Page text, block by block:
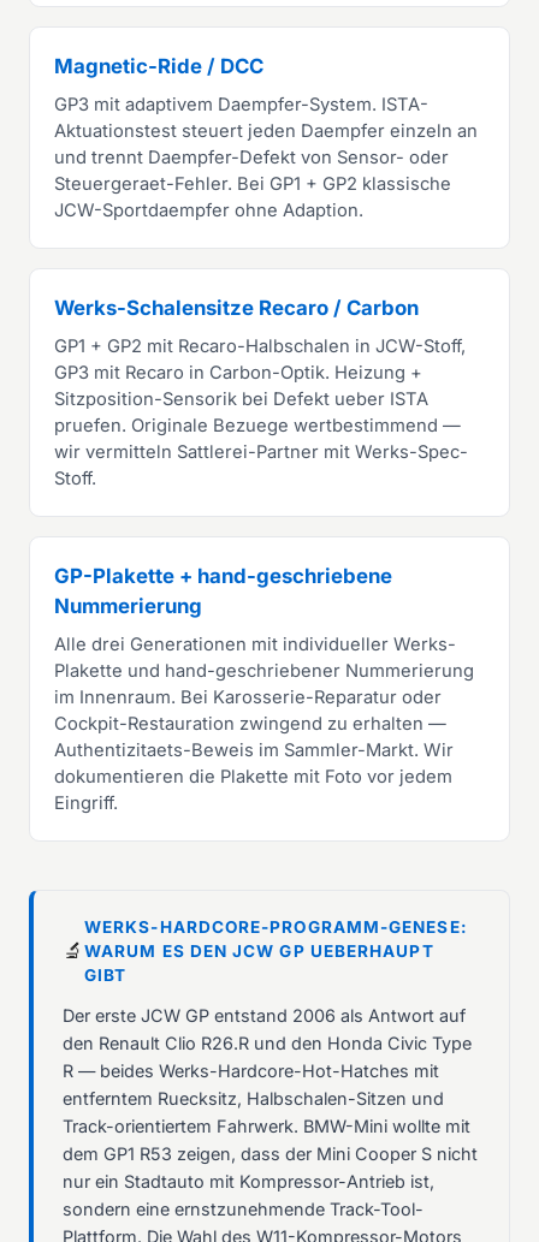
Magnetic-Ride / DCC
GP3 mit adaptivem Daempfer-System. ISTA-
Aktuationstest steuert jeden Daempfer einzeln an
und trennt Daempfer-Defekt von Sensor- oder
Steuergeraet-Fehler. Bei GP1 + GP2 klassische
JCW-Sportdaempfer ohne Adaption.
Werks-Schalensitze Recaro / Carbon
GP1 + GP2 mit Recaro-Halbschalen in JCW-Stoff,
GP3 mit Recaro in Carbon-Optik. Heizung +
Sitzposition-Sensorik bei Defekt ueber ISTA
pruefen. Originale Bezuege wertbestimmend —
wir vermitteln Sattlerei-Partner mit Werks-Spec-
Stoff.
GP-Plakette + hand-geschriebene
Nummerierung
Alle drei Generationen mit individueller Werks-
Plakette und hand-geschriebener Nummerierung
im Innenraum. Bei Karosserie-Reparatur oder
Cockpit-Restauration zwingend zu erhalten —
Authentizitaets-Beweis im Sammler-Markt. Wir
dokumentieren die Plakette mit Foto vor jedem
Eingriff.
🔬
WERKS-HARDCORE-PROGRAMM-GENESE:
WARUM ES DEN JCW GP UEBERHAUPT
GIBT
Der erste JCW GP entstand 2006 als Antwort auf
den Renault Clio R26.R und den Honda Civic Type
R — beides Werks-Hardcore-Hot-Hatches mit
entferntem Ruecksitz, Halbschalen-Sitzen und
Track-orientiertem Fahrwerk. BMW-Mini wollte mit
dem GP1 R53 zeigen, dass der Mini Cooper S nicht
nur ein Stadtauto mit Kompressor-Antrieb ist,
sondern eine ernstzunehmende Track-Tool-
Plattform. Die Wahl des W11-Kompressor-Motors